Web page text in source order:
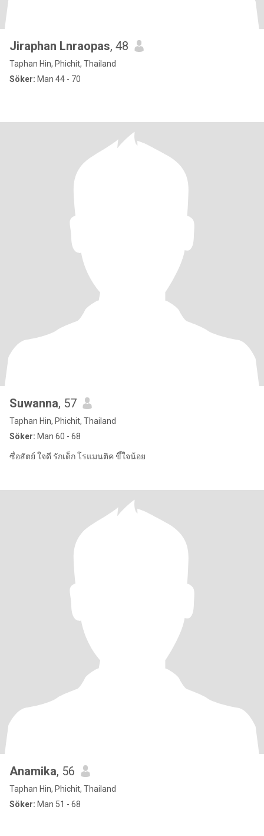
Jiraphan Lnraopas, 48
Taphan Hin, Phichit, Thailand
Söker: Man 44 - 70
Suwanna, 57
Taphan Hin, Phichit, Thailand
Söker: Man 60 - 68
ซื่อสัตย์ ใจดี รักเด็ก โรแมนติค ขึ้ใจน้อย
Anamika, 56
Taphan Hin, Phichit, Thailand
Söker: Man 51 - 68